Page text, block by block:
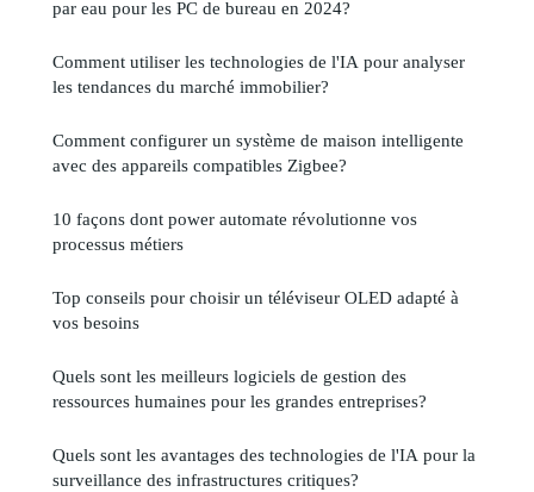
par eau pour les PC de bureau en 2024?
Comment utiliser les technologies de l'IA pour analyser
les tendances du marché immobilier?
Comment configurer un système de maison intelligente
avec des appareils compatibles Zigbee?
10 façons dont power automate révolutionne vos
processus métiers
Top conseils pour choisir un téléviseur OLED adapté à
vos besoins
Quels sont les meilleurs logiciels de gestion des
ressources humaines pour les grandes entreprises?
Quels sont les avantages des technologies de l'IA pour la
surveillance des infrastructures critiques?